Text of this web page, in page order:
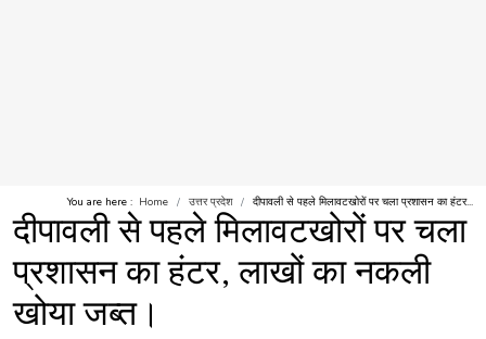
You are here : Home उत्तर प्रदेश दीपावली से पहले मिलावटखोरों पर चला प्रशासन का हंटर...
दीपावली से पहले मिलावटखोरों पर चला
प्रशासन का हंटर, लाखों का नकली
खोया जब्त।